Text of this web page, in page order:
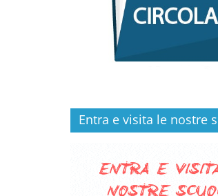
Entra e visita le nostre